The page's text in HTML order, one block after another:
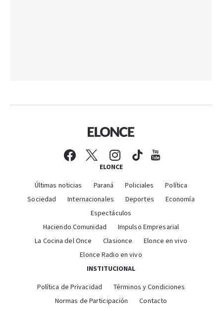
ELONCE
Últimas noticias Paraná Policiales
Política
Sociedad
Internacionales Deportes
Economía
Espectáculos
Haciendo Comunidad
Impulso Empresarial
La Cocina del Once
Clasionce
Elonce en vivo
Elonce Radio en vivo
INSTITUCIONAL
Política de Privacidad
Términos y Condiciones
Normas de Participación
Contacto